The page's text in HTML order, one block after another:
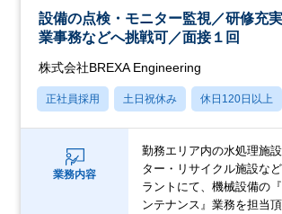
設備の点検・モニター監視／研修充
業事務などへ挑戦可／面接１回
株式会社BREXA Engineering
正社員採用 土日祝休み 休日120日以上
業務内容
勤務エリア内の水処理施
ター・リサイクル施設な
ラントにて、機械設備の
ンテナンス』業務を担当頂